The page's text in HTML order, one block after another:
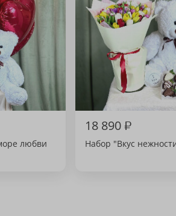
любви
18 890₽
Набор "Вкус